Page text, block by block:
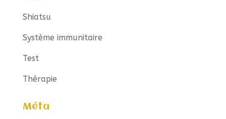
Shiatsu
Système immunitaire
Test
Thérapie
Méta